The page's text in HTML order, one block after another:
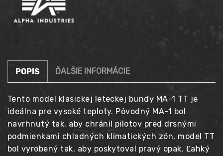
POPIS ĎALŠIE INFORMÁCIE
Tento model klasickej leteckej bundy MA-1 TT je
ideálna pre vysoké teploty. Pôvodný MA-1 bol
navrhnutý tak, aby chránil pilotov pred drsnými
podmienkami chladných klimatických zón, model TT
bol vyrobený tak, aby poskytoval pravý opak. Ľahký